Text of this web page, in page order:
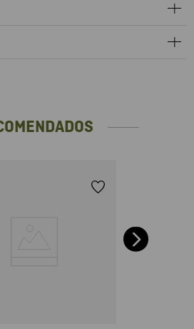
No planchar. Usa nuestro